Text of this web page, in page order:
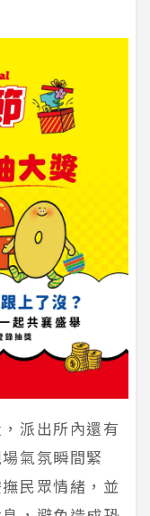
派出所內還有
氣氛瞬間緊
民眾情緒，並